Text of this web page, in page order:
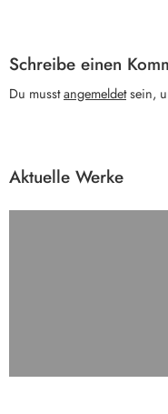
Schreibe einen
Du musstangemeldetsein,
Aktuelle Werke